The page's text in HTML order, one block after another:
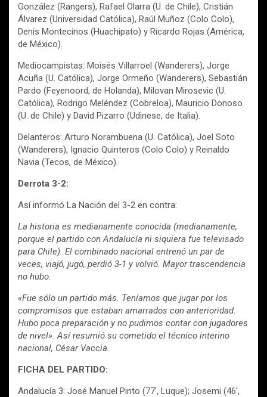
González (Rangers), Rafael Olarra (U. de Chile), Cristián
Álvarez (Universidad Católica), Raúl Muñoz (Colo Colo),
Denis Montecinos (Huachipato) y Ricardo Rojas (América,
de México).
Mediocampistas: Moisés Villarroel (Wanderers), Jorge
Acuña (U. Católica), Jorge Ormeño (Wanderers), Sebastián
Pardo (Feyenoord, de Holanda), Milovan Mirosevic (U.
Católica), Rodrigo Meléndez (Cobreloa), Mauricio Donoso
(U. de Chile) y David Pizarro (Udinese, de Italia).
Delanteros: Arturo Norambuena (U. Católica), Joel Soto
(Wanderers), Ignacio Quinteros (Colo Colo) y Reinaldo
Navia (Tecos, de México).
Derrota 3-2:
Así informó La Nación del 3-2 en contra:
La historia es medianamente conocida (medianamente,
porque el partido con Andalucía ni siquiera fue televisado
para Chile). El combinado nacional entrenó un par de
veces, viajó, jugó, perdió 3-1 y volvió. Mayor trascendencia
no hubo.
«Fue sólo un partido más. Teníamos que jugar por los
compromisos que estaban amarrados con anterioridad.
Hubo poca preparación y no pudimos contar con jugadores
de nivel». Así resumió su cometido el técnico interino
nacional, César Vaccia.
FICHA DEL PARTIDO:
Andalucía 3: José Manuel Pinto (77′, Luque); Josemi (46′,